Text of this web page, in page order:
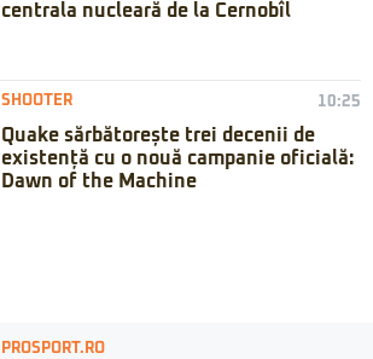
centrala nucleară de la Cernobîl
SHOOTER 10:25
Quake sărbătorește trei decenii de
existență cu o nouă campanie oficială:
Dawn of the Machine
PROSPORT.RO